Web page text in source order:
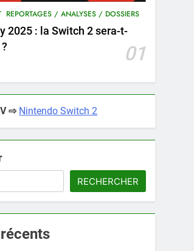
REPORTAGES / ANALYSES / DOSSIERS
2025 : la Switch 2 sera-t-
01
⇨ Nintendo Switch 2
RECHERCHER